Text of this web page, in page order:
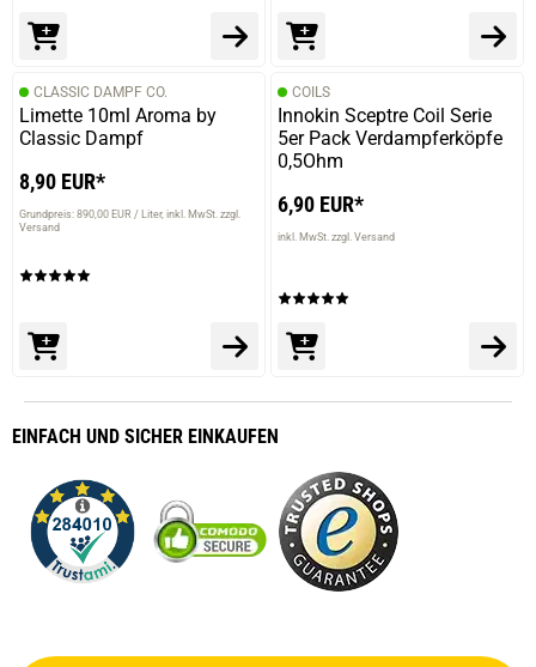
CLASSIC DAMPF CO.
Limette 10ml Aroma by
Classic Dampf
8,90 EUR*
Grundpreis: 890,00 EUR / Liter inkl. MwSt. zzgl.
Versand
COILS
Innokin Sceptre Coil Serie
5er Pack Verdampferköpfe
0,5Ohm
6,90 EUR*
inkl. MwSt. zzgl. Versand
EINFACH UND SICHER EINKAUFEN